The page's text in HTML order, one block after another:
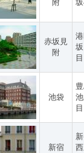
附
赤坂見
附
目
池袋
新宿